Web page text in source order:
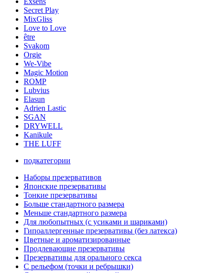
Secret Play
MixGliss
Love to Love
être
Svakom
Orgie
We-Vibe
Magic Motion
ROMP
Lubvius
Elasun
Adrien Lastic
SGAN
DRYWELL
Kanikule
THE LUFF
подкатегории
Наборы презервативов
Японские презервативы
Тонкие презервативы
Больше стандартного размера
Меньше стандартного размера
Для любопытных (с усиками и шариками)
Гипоаллергенные презервативы (без латекса)
Цветные и ароматизированные
Продлевающие презервативы
Презервативы для орального секса
С рельефом (точки и ребрышки)